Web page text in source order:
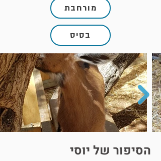
מורחבת
בסיס
הסיפור של יוסי